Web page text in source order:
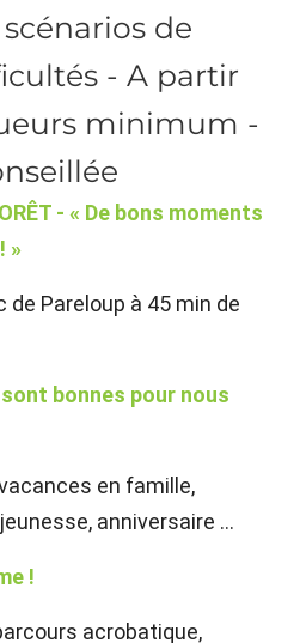
de
- A partir
minimum -
- « De bons moments
»
de Pareloup à 45 min de
bonnes pour nous
en famille,
anniversaire ...
!
acrobatique,